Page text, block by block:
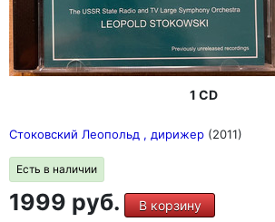
1 CD
Стоковский Леопольд , дирижер (2011)
Есть в наличии
1999 руб. В корзину